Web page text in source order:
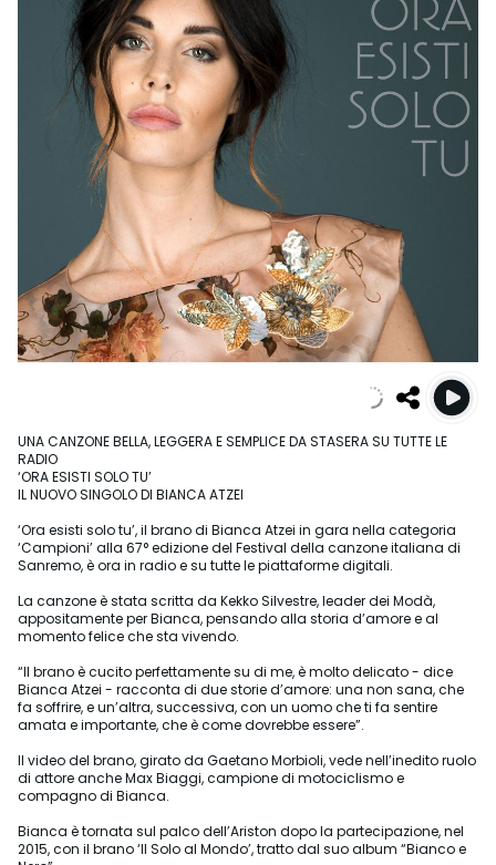
UNA CANZONE BELLA, LEGGERA E SEMPLICE DA STASERA SU TUTTE LE
RADIO
‘ORA ESISTI SOLO TU’
IL NUOVO SINGOLO DI BIANCA ATZEI
‘Ora esisti solo tu’, il brano di Bianca Atzei in gara nella categoria
‘Campioni’ alla 67° edizione del Festival della canzone italiana di
Sanremo, è ora in radio e su tutte le piattaforme digitali.
La canzone è stata scritta da Kekko Silvestre, leader dei Modà,
appositamente per Bianca, pensando alla storia d’amore e al
momento felice che sta vivendo.
“Il brano è cucito perfettamente su di me, è molto delicato - dice
Bianca Atzei - racconta di due storie d’amore: una non sana, che
fa soffrire, e un’altra, successiva, con un uomo che ti fa sentire
amata e importante, che è come dovrebbe essere”.
Il video del brano, girato da Gaetano Morbioli, vede nell’inedito ruolo
di attore anche Max Biaggi, campione di motociclismo e
compagno di Bianca.
Bianca è tornata sul palco dell’Ariston dopo la partecipazione, nel
2015, con il brano ‘Il Solo al Mondo’, tratto dal suo album “Bianco e